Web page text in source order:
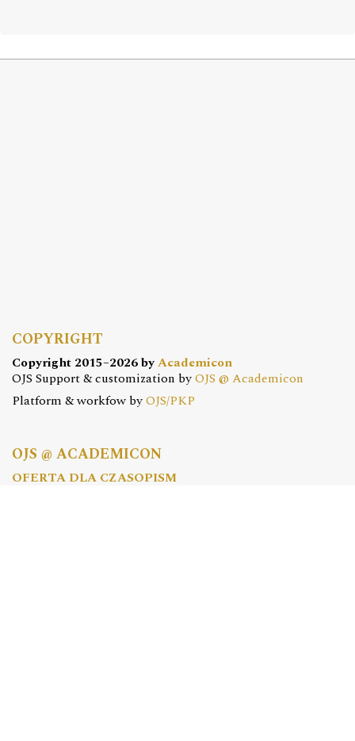
COPYRIGHT
Copyright 2015–2026 byAcademicon
OJS Support & customization byOJS @ Academicon
Platform & workfow byOJS/PKP
OJS @ ACADEMICON
OFERTA DLA CZASOPISM